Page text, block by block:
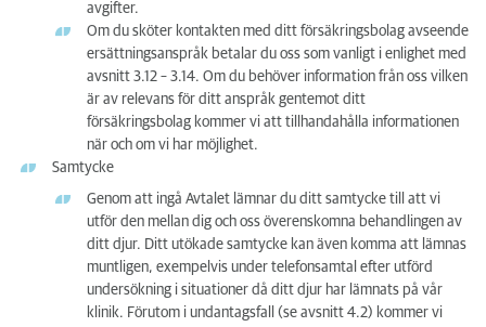
avgifter.
Om du sköter kontakten med ditt försäkringsbolag avseende
ersättningsanspråk betalar du oss som vanligt i enlighet med
avsnitt 3.12 – 3.14. Om du behöver information från oss vilken
är av relevans för ditt anspråk gentemot ditt
försäkringsbolag kommer vi att tillhandahålla informationen
när och om vi har möjlighet.
Samtycke
Genom att ingå Avtalet lämnar du ditt samtycke till att vi
utför den mellan dig och oss överenskomna behandlingen av
ditt djur. Ditt utökade samtycke kan även komma att lämnas
muntligen, exempelvis under telefonsamtal efter utförd
undersökning i situationer då ditt djur har lämnats på vår
klinik. Förutom i undantagsfall (se avsnitt 4.2) kommer vi